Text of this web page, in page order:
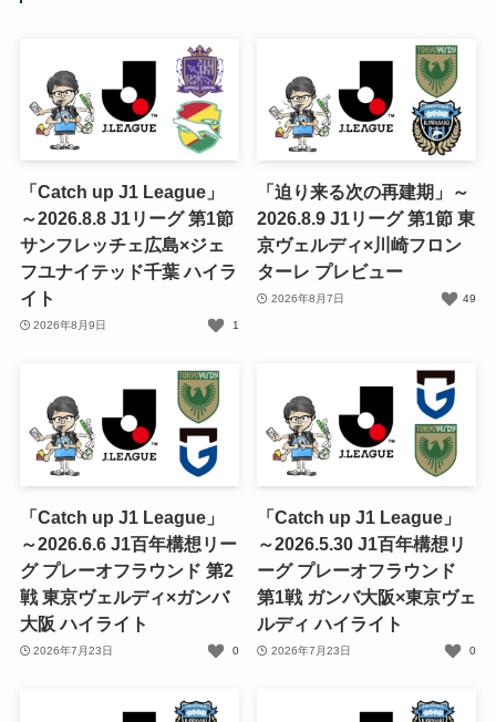
「Catch up J1 League」
～2026.8.8 J1リーグ 第1節
サンフレッチェ広島×ジェ
フユナイテッド千葉 ハイラ
イト
2026年8月9日 1
「迫り来る次の再建期」～
2026.8.9 J1リーグ 第1節 東
京ヴェルディ×川崎フロン
ターレ プレビュー
2026年8月7日 49
「Catch up J1 League」
～2026.6.6 J1百年構想リー
グ プレーオフラウンド 第2
戦 東京ヴェルディ×ガンバ
大阪 ハイライト
2026年7月23日 0
「Catch up J1 League」
～2026.5.30 J1百年構想リ
ーグ プレーオフラウンド
第1戦 ガンバ大阪×東京ヴェ
ルディ ハイライト
2026年7月23日 0